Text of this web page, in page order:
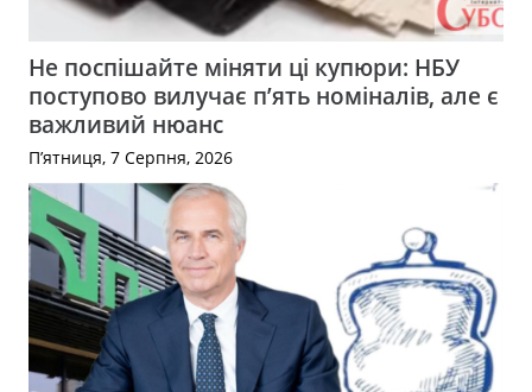
Не поспішайте міняти ці купюри: НБУ
поступово вилучає п’ять номіналів, але є
важливий нюанс
П’ятниця, 7 Серпня, 2026